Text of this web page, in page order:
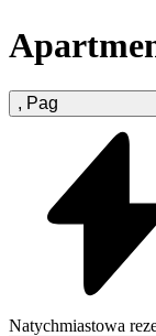
, Pag
Natychmiastowa